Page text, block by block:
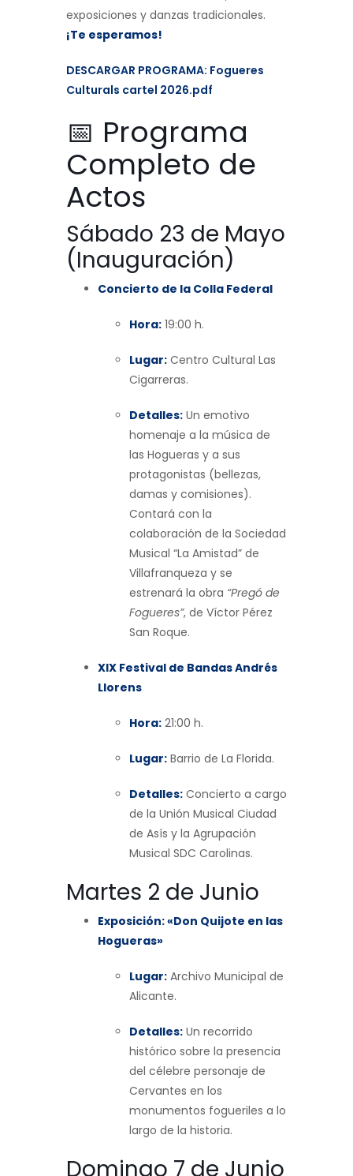
exposiciones y danzas tradicionales.
¡Te esperamos!
DESCARGAR PROGRAMA: Fogueres
Culturals cartel 2026.pdf
📅 Programa
Completo de
Actos
Sábado 23 de Mayo
(Inauguración)
Concierto de la Colla Federal
Hora: 19:00 h.
Lugar: Centro Cultural Las
Cigarreras.
Detalles: Un emotivo
homenaje a la música de
las Hogueras y a sus
protagonistas (bellezas,
damas y comisiones).
Contará con la
colaboración de la Sociedad
Musical “La Amistad” de
Villafranqueza y se
estrenará la obra “Pregó de
Fogueres”, de Víctor Pérez
San Roque.
XIX Festival de Bandas Andrés
Llorens
Hora: 21:00 h.
Lugar: Barrio de La Florida.
Detalles: Concierto a cargo
de la Unión Musical Ciudad
de Asís y la Agrupación
Musical SDC Carolinas.
Martes 2 de Junio
Exposición: «Don Quijote en las
Hogueras»
Lugar: Archivo Municipal de
Alicante.
Detalles: Un recorrido
histórico sobre la presencia
del célebre personaje de
Cervantes en los
monumentos fogueriles a lo
largo de la historia.
Domingo 7 de Junio